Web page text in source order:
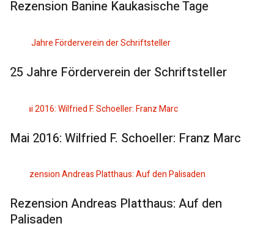
Rezension Banine Kaukasische Tage
25 Jahre Förderverein der Schriftsteller
Mai 2016: Wilfried F. Schoeller: Franz Marc
Rezension Andreas Platthaus: Auf den
Palisaden